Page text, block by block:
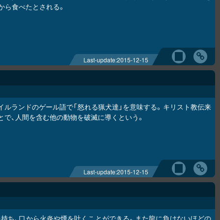
食べたとされる。
Last-update:2015-12-15
ランドのゲール語で「怒れる猟犬達」を意味する。キリスト教伝来
、人間を含む他の動物を破滅に導くという。
Last-update:2015-12-15
、口から火炎や煙を吐くことができる。また龍に負けないほどの